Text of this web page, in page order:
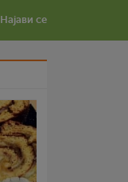
Најави се